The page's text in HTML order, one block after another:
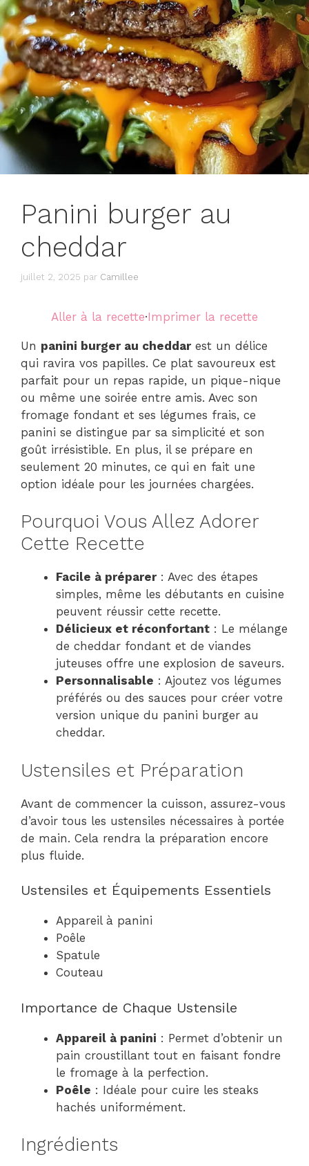
Panini burger au
cheddar
juillet 2, 2025 par Camillee
Aller à la recette·Imprimer la recette
Un panini burger au cheddarest un délice
qui ravira vos papilles. Ce plat savoureux est
parfait pour un repas rapide, un pique-nique
ou même une soirée entre amis. Avec son
fromage fondant et ses légumes frais, ce
panini se distingue par sa simplicité et son
goût irrésistible. En plus, il se prépare en
seulement 20 minutes, ce qui en fait une
option idéale pour les journées chargées.
Pourquoi Vous Allez Adorer
Cette Recette
Facile à préparer: Avec des étapes
simples, même les débutants en cuisine
peuvent réussir cette recette.
Délicieux et réconfortant : Le mélange
de cheddar fondant et de viandes
juteuses offre une explosion de saveurs.
Personnalisable : Ajoutez vos légumes
préférés ou des sauces pour créer votre
version unique du panini burger au
cheddar.
Ustensiles et Préparation
Avant de commencer la cuisson, assurez-vous
d’avoir tous les ustensiles nécessaires à portée
de main. Cela rendra la préparation encore
plus fluide.
Ustensiles et Équipements Essentiels
Appareil à panini
Poêle
Spatule
Couteau
Importance de Chaque Ustensile
Appareil à panini : Permet d’obtenir un
pain croustillant tout en faisant fondre
le fromage à la perfection.
Poêle : Idéale pour cuire les steaks
hachés uniformément.
Ingrédients